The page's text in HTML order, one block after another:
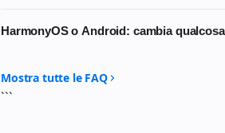
possiamo intervenire e in che tempi.
HarmonyOS o Android: cambia
influenzano in alcun modo le procedure
Mostra tutte le FAQ
```